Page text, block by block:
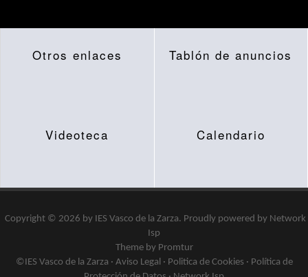
Otros enlaces Tablón de anuncios
Videoteca Calendario
Copyright © 2026 by IES Vasco de la Zarza. Proudly powered by Network
Isp
Theme by Promtur
©IES Vasco de la Zarza · Aviso Legal· Politica de Cookies · Política de